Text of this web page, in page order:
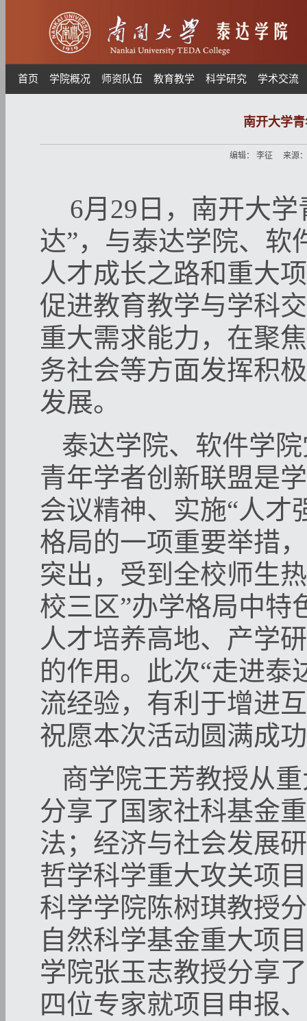
首页 学院概况 师资队伍 教育教学 科学研究 学术交流
南开大学
编辑： 李征 来源
6月29日，南开大
达”，与泰达学院、软
人才成长之路和重大
促进教育教学与学科
重大需求能力，在聚
务社会等方面发挥积
发展。
泰达学院、软件学
青年学者创新联盟是
会议精神、实施“人才
格局的一项重要举措
突出，受到全校师生
校三区”办学格局中特
人才培养高地、产学
的作用。此次“走进泰
流经验，有利于增进
祝愿本次活动圆满成
商学院王芳教授从
分享了国家社科基金
法；经济与社会发展
哲学科学重大攻关项
科学学院陈树琪教授
自然科学基金重大项
学院张玉志教授分享
四位专家就项目申报